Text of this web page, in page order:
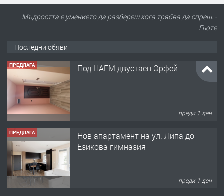
Мъдростта е умението да разбереш кога трябва да спреш. -
Гьоте
Последни обяви
ПРЕДЛАГА Под НАЕМ двустаен Орфей
преди 1 ден
ПРЕДЛАГА
Нов апартамент на ул. Липа до
Езикова гимназия
преди 1 ден